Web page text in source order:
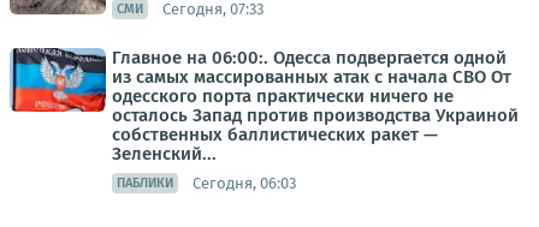
СМИ Сегодня, 07:33
Главное на 06:00:. Одесса подвергается одной
из самых массированных атак с начала СВО От
одесского порта практически ничего не
осталось Запад против производства Украиной
собственных баллистических ракет —
Зеленский...
ПАБЛИКИ Сегодня, 06:03